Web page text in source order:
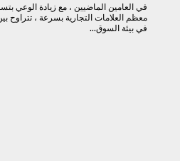
في العامين الماضيين ، مع زيادة الوعي
معظم العلامات التجارية بسرعة ، تتراوح
في بيئة السوق...